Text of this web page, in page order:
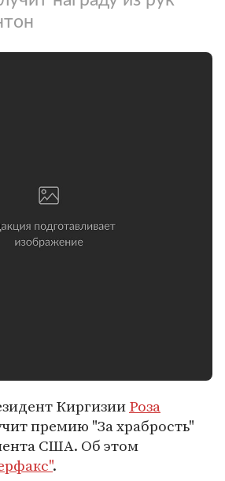
КиргизииРоза
премию "За храбрость"
США. Об этом
.